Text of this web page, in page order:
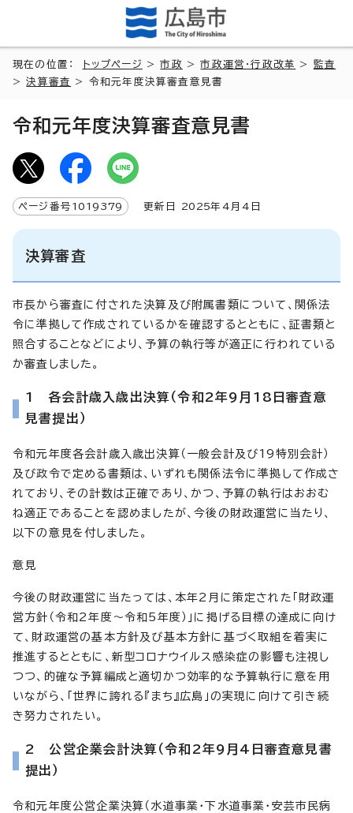
現在の位置： トップページ >市政 >市政運営・行政改革 > 監査
>決算審査 > 令和元年度決算審査意見書
令和元年度決算審査意見書
ページ番号 1019379 更新日 2025年4月4日
決算審査
市長から審査に付された決算及び附属書類について、関係法
令に準拠して作成されているかを確認するとともに、証書類と
照合することなどにより、予算の執行等が適正に行われている
か審査しました。
1 各会計歳入歳出決算（令和2年9月18日審査意
見書提出）
令和元年度各会計歳入歳出決算（一般会計及び19特別会計）
及び政令で定める書類は、いずれも関係法令に準拠して作成さ
れており、その計数は正確であり、かつ、予算の執行はおおむ
ね適正であることを認めましたが、今後の財政運営に当たり、
以下の意見を付しました。
意見
今後の財政運営に当たっては、本年2月に策定された「財政運
営方針（令和2年度～令和5年度）」に掲げる目標の達成に向け
て、財政運営の基本方針及び基本方針に基づく取組を着実に
推進するとともに、新型コロナウイルス感染症の影響も注視し
つつ、的確な予算編成と適切かつ効率的な予算執行に意を用
いながら、「世界に誇れる『まち』広島」の実現に向けて引き続
き努力されたい。
2 公営企業会計決算（令和2年9月4日審査意見書
提出）
令和元年度公営企業決算（水道事業・下水道事業・安芸市民病